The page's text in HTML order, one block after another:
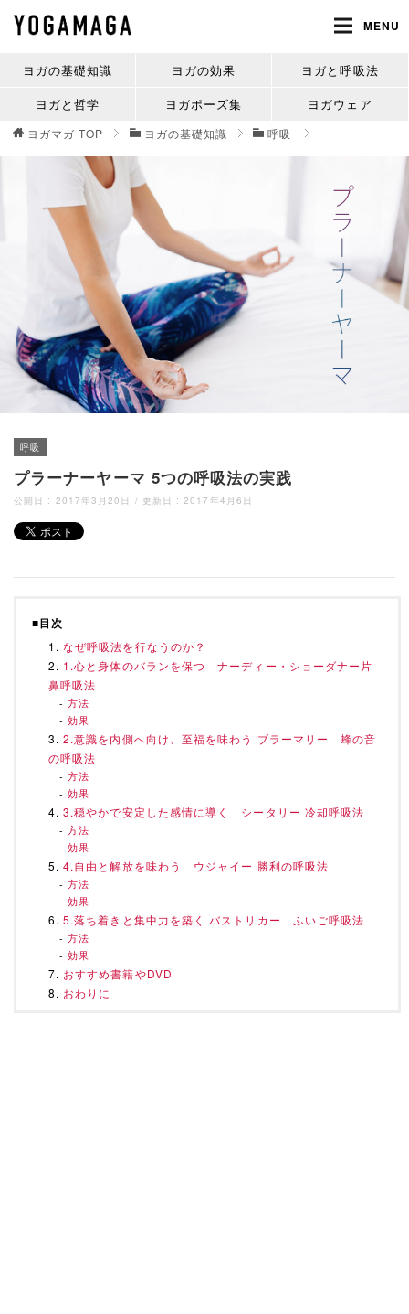
MENU
ヨガの基礎知識 ヨガの効果
ヨガと呼吸法
ヨガと哲学
ヨガポーズ集 ヨガウェア
ヨガマガ TOP ヨガの基礎知識 呼吸
呼吸
プラーナーヤーマ 5つの呼吸法の実践
公開日 : 2017年3月20日 / 更新日 :2017年4月6日
■目次
なぜ呼吸法を行なうのか？
1.心と身体のバランを保つ ナーディー・ショーダナー片
鼻呼吸法
方法
効果
2.意識を内側へ向け、至福を味わう ブラーマリー 蜂の音
の呼吸法
方法
効果
3.穏やかで安定した感情に導く シータリー 冷却呼吸法
方法
効果
4.自由と解放を味わう ウジャイー 勝利の呼吸法
方法
効果
5.落ち着きと集中力を築く バストリカー ふいご呼吸法
方法
効果
おすすめ書籍やDVD
おわりに